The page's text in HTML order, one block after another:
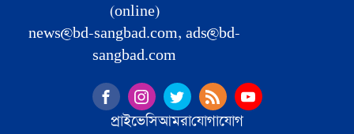
(online)
news@bd-sangbad.com, ads@bd-
sangbad.com
প্রাইভেসিআমরাযোগাযোগ